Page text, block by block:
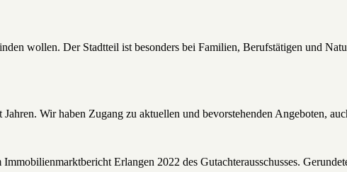
wollen. Der Stadtteil ist besonders bei Familien, Berufstätigen und
Wir haben Zugang zu aktuellen und bevorstehenden Angeboten,
Erlangen 2022 des Gutachterausschusses.